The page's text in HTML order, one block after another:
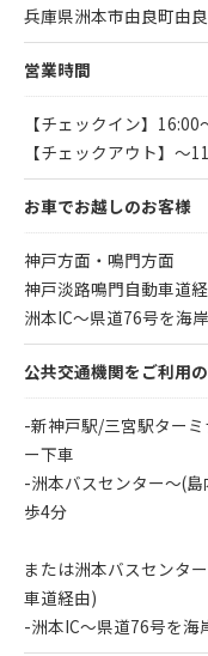
兵庫県洲本市由良町由
営業時間
【チェックイン】16:00
【チェックアウト】〜
お車でお越しのお客様
神戸方面・鳴門方面
神戸淡路鳴門自動車道
洲本IC～県道76号を海
公共交通機関をご利用
-新神戸駅/三宮駅ター
ー下車
-洲本バスセンター～(
歩4分
または洲本バスセンタ
車道経由)
-洲本IC～県道76号を海